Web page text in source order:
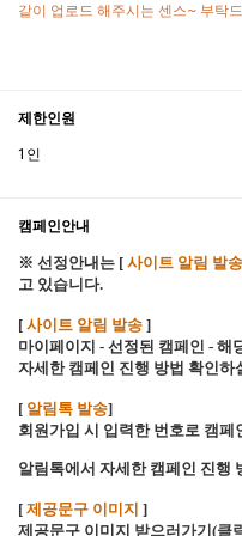
같이 업로드 해주시는 센스~ 부탁
제한인원
1인
캠페인안내
※ 선정안내는 [ 사이트 알림 발송
고 있습니다.
[ 사이트 알림 발송 ]
마이페이지 - 선정된 캠페인 -
자세한 캠페인 진행 방법 확인하
[ 알림톡 발송]
회원가입 시 입력한 번호로 캠
알림톡에서 자세한 캠페인 진행
[ 제공문구 이미지 ]
제공문구 이미지 받으러가기(클